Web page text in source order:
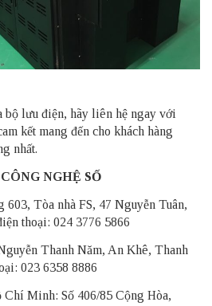
bộ lưu điện, hãy liên hệ ngay với
kết mang đến cho khách hàng
nhất.
NGHỆ SỐ
Tòa nhà FS, 47 Nguyễn Tuân,
thoại: 024 3776 5866
Thanh Năm, An Khê, Thanh
023 6358 8886
Minh: Số 406/85 Cộng Hòa,